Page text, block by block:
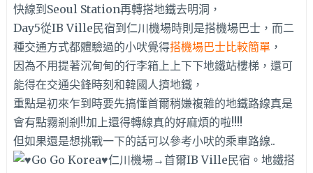
快線到Seoul Station再轉搭地鐵去明洞，
Day5從IB Ville民宿到仁川機場時則是搭機場巴士，而二
種交通方式都體驗過的小吠覺得搭機場巴士比較簡單，
因為不用提著沉甸甸的行李箱上上下下地鐵站樓梯，還可
能得在交通尖鋒時刻和韓國人擠地鐵，
重點是初來乍到時要先搞懂首爾稍嫌複雜的地鐵路線真是
會有點霧剎剎!!加上還得轉線真的好麻煩的啦!!!!
但如果還是想挑戰一下的話可以參考小吠的乘車路線..